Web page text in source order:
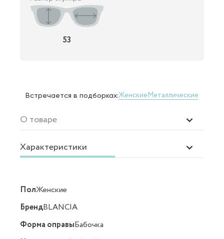
53
Встречается в подборках:ЖенскиеМеталлические
О товаре
Характеристики
ПолЖенские
БрендBLANCIA
Форма оправыБабочка